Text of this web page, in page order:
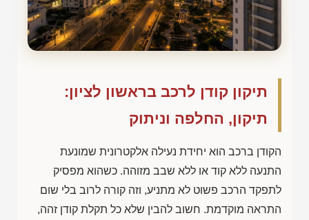
תיקון קודן לרכב בראשון לציון:
תיקון, החלפה וניתוק
הקודן ברכב הוא יחידת נעילה אלקטרונית שמונעת
התנעה ללא קוד או ללא שבב מזוהה. כשהוא מפסיק
לתפקד הרכב פשוט לא מתניע, וזה קורה לרוב בלי שום
התראה מוקדמת. חשוב להבין שלא כל תקלת קודן זהה,